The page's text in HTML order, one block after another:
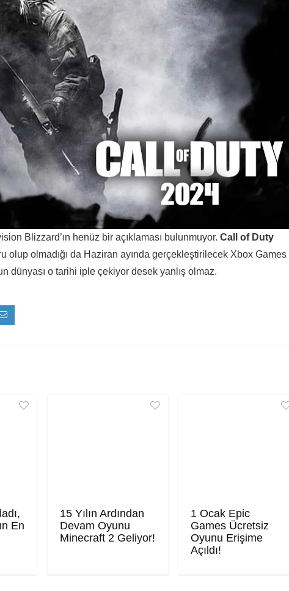
Blizzard’ın henüz bir açıklaması bulunmuyor. Call of Duty
olup olmadığı da Haziran ayında gerçekleştirilecek Xbox Games
dünyası o tarihi iple çekiyor desek yanlış olmaz.
En
15 Yılın Ardından
Devam Oyunu
Minecraft 2 Geliyor!
1 Ocak Epic
Games Ücretsiz
Oyunu Erişime
Açıldı!